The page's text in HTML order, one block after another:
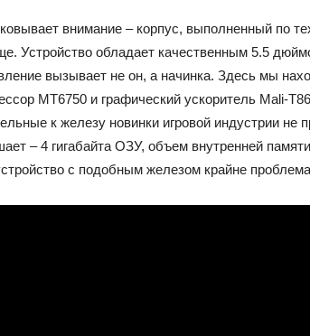
внимание – корпус, выполненный по
Устройство обладает качественным 5.5
вызывает не он, а начинка. Здесь мы
MT6750 и графический ускоритель Mali-
к железу новинки игровой индустрии не
– 4 гигабайта ОЗУ, объем внутренней
с подобным железом крайне